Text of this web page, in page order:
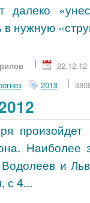
далеко
в нужную
22.12.12
2013
произойдет
Наиболее
и
с 4...